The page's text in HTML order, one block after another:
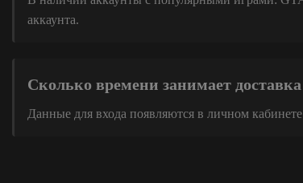
аккаунта.
Сколько времени занимает
Данные для входа появляются в личном